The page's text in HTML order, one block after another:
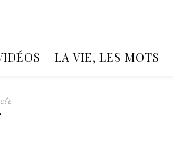
LA VIE, LES MOTS